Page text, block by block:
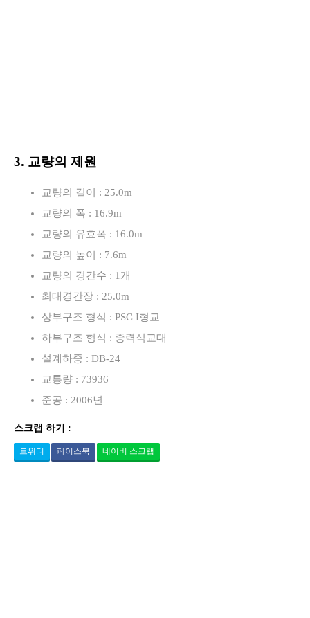
3. 교량의 제원
교량의 길이 : 25.0m
교량의 폭 : 16.9m
교량의 유효폭 : 16.0m
교량의 높이 : 7.6m
교량의 경간수 : 1개
최대경간장 : 25.0m
상부구조 형식 : PSC I형교
하부구조 형식 : 중력식교대
설계하중 : DB-24
교통량 : 73936
준공 : 2006년
스크랩 하기 :
트위터 페이스북 네이버 스크랩